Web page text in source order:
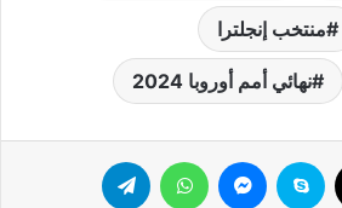
منتخب إنجلترا
نهائي أمم أوروبا 2024
سكايب ماسنجر واتساب